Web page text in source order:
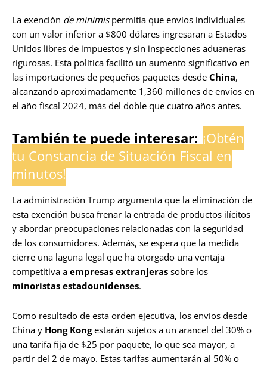
La exención de minimispermitía que envíos individuales
con un valor inferior a $800 dólares ingresaran a Estados
Unidos libres de impuestos y sin inspecciones aduaneras
rigurosas. Esta política facilitó un aumento significativo en
las importaciones de pequeños paquetes desde China,
alcanzando aproximadamente 1,360 millones de envíos en
el año fiscal 2024, más del doble que cuatro años antes.
También te puede interesar: ¡Obtén
tu Constancia de Situación Fiscal en
minutos!
La administración Trump argumenta que la eliminación de
esta exención busca frenar la entrada de productos ilícitos
y abordar preocupaciones relacionadas con la seguridad
de los consumidores. Además, se espera que la medida
cierre una laguna legal que ha otorgado una ventaja
competitiva a empresas extranjeras sobre los
minoristas estadounidenses.
Como resultado de esta orden ejecutiva, los envíos desde
China y Hong Kongestarán sujetos a un arancel del 30% o
una tarifa fija de $25 por paquete, lo que sea mayor, a
partir del 2 de mayo. Estas tarifas aumentarán al 50% o